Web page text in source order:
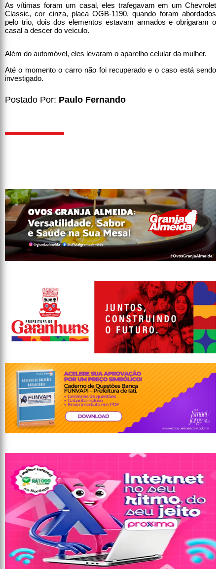
As vítimas foram um casal, eles trafegavam em um Chevrolet
Classic, cor cinza, placa OGB-1190, quando foram abordados
pelo trio, dois dos elementos estavam armados e obrigaram o
casal a descer do veículo.
Além do automóvel, eles levaram o aparelho celular da mulher.
Até o momento o carro não foi recuperado e o caso está sendo
investigado.
Postado Por: Paulo Fernando